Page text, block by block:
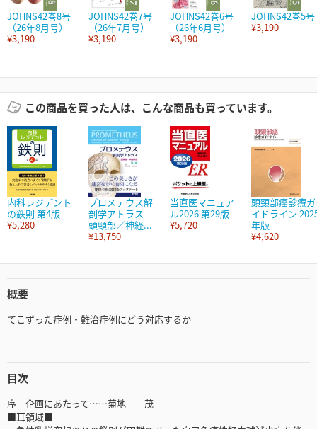
JOHNS42巻8号
（26年8月号）
¥3,190
JOHNS42巻7号
（26年7月号）
¥3,190
JOHNS42巻6号
（26年6月号）
¥3,190
JOHNS42巻5号
¥3,190
この商品を買った人は、こんな商品も買っています。
内科レジデント
の鉄則 第4版
¥5,280
プロメテウス解
剖学アトラス
頭頸部／神経...
¥13,750
当直医マニュア
ル2026 第29版
¥5,720
頭頸部癌診療ガ
イドライン
年版
¥4,620
概要
てこずった症例・難治症例にどう対応するか
目次
序－企画にあたって……菊地 茂
■耳領域■